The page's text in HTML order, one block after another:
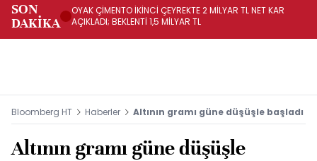
SON
DAKİKA
OYAK ÇİMENTO İKİNCİ ÇEYREKTE 2 MİLYAR TL NET KAR
AÇIKLADI; BEKLENTİ 1,5 MİLYAR TL
Bloomberg HT Haberler Altının gramı güne düşüşle başladı
Altının gramı güne düşüşle